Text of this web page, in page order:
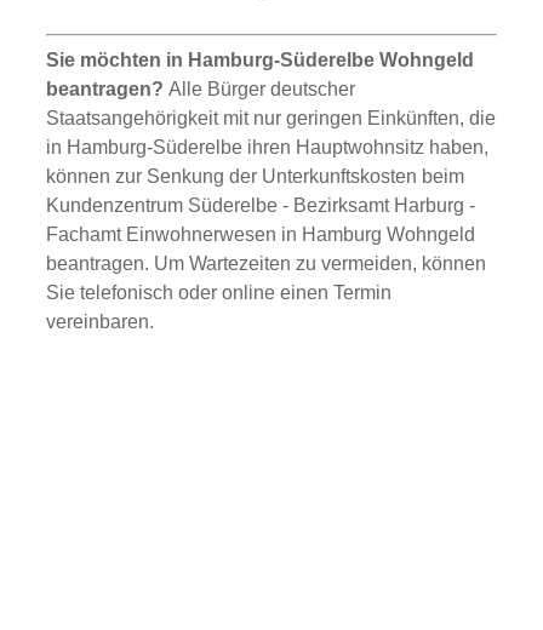
Sie möchten in Hamburg-Süderelbe Wohngeld
beantragen?Alle Bürger deutscher
Staatsangehörigkeit mit nur geringen Einkünften, die
in Hamburg-Süderelbe ihren Hauptwohnsitz haben,
können zur Senkung der Unterkunftskosten beim
Kundenzentrum Süderelbe - Bezirksamt Harburg -
Fachamt Einwohnerwesen in Hamburg Wohngeld
beantragen. Um Wartezeiten zu vermeiden, können
Sie telefonisch oder online einen Termin
vereinbaren.